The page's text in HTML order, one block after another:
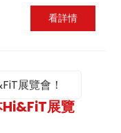
看詳情
展覽